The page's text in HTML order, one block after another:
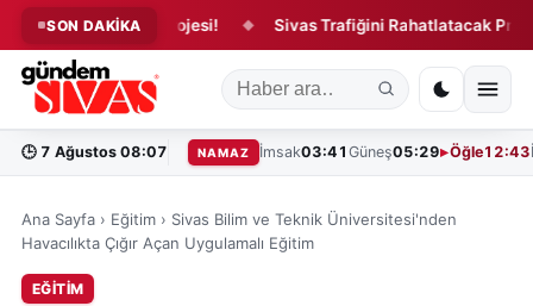
SON DAKİKA
Siyer-i Nebi Projesi! ◆ Sivas Trafiğini Rahatlatacak Projede
🕒 7 Ağustos 08:07 NAMAZ İmsak03:41 Güneş05:29 Öğle12:43
Ana Sayfa › Eğitim › Sivas Bilim ve Teknik Üniversitesi'nden
Havacılıkta Çığır Açan Uygulamalı Eğitim
EĞITIM